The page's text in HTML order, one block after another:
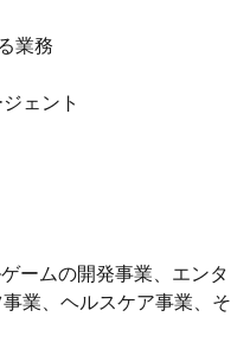
業務
ェント
ームの開発事業、エンタ
業、ヘルスケア事業、そ